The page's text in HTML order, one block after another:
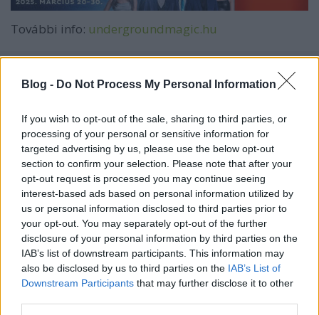
Blog - Do Not Process My Personal Information
If you wish to opt-out of the sale, sharing to third parties, or
processing of your personal or sensitive information for
targeted advertising by us, please use the below opt-out
section to confirm your selection. Please note that after your
opt-out request is processed you may continue seeing
interest-based ads based on personal information utilized by
us or personal information disclosed to third parties prior to
your opt-out. You may separately opt-out of the further
disclosure of your personal information by third parties on the
IAB’s list of downstream participants. This information may
also be disclosed by us to third parties on the IAB’s List of
Downstream Participants that may further disclose it to other
További info: undergroundmagic.hu
Ajánlott bejegyzések:
39 éve halt meg Rodolfo - Molnár Gergely
interjú
A hét idézete: Rodolfo